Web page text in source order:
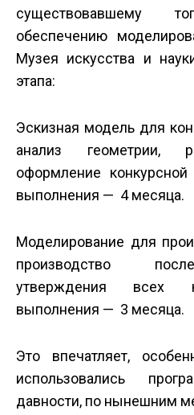
существовавшему
обеспечению
Музея искусства и
этапа:
Эскизная модель для
анализ геометрии,
оформление
выполнения — 4 месяца.
Моделирование для
производство
утверждения всех
выполнения — 3 месяца.
Это впечатляет,
использовались
давности, по нынешним